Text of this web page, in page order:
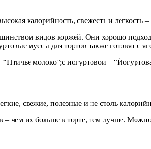
калорийность, свежесть и легкость
видов коржей. Они хорошо
муссы для тортов также готовят с
молоко”;с йогуртовой –
свежие, полезные и не столь
– чем их больше в торте, тем лучше.